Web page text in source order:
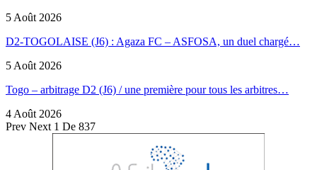
5 Août 2026
D2-TOGOLAISE (J6) : Agaza FC – ASFOSA, un duel chargé…
5 Août 2026
Togo – arbitrage D2 (J6) / une première pour tous les arbitres…
4 Août 2026
Prev Next 1 De 837